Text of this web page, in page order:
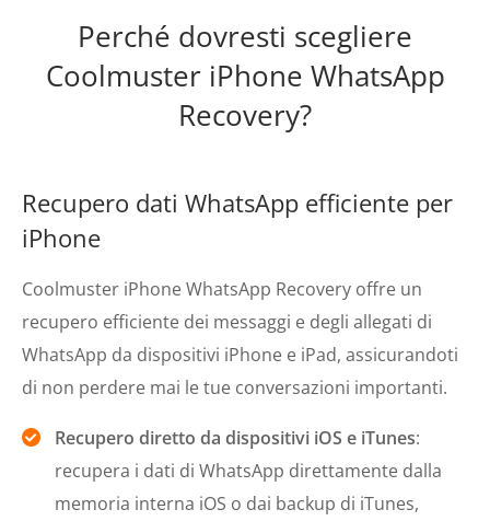
Perché dovresti scegliere
Coolmuster iPhone WhatsApp
Recovery?
Recupero dati WhatsApp efficiente per
iPhone
Coolmuster iPhone WhatsApp Recovery offre un
recupero efficiente dei messaggi e degli allegati di
WhatsApp da dispositivi iPhone e iPad, assicurandoti
di non perdere mai le tue conversazioni importanti.
Recupero diretto da dispositivi iOS e iTunes:
recupera i dati di WhatsApp direttamente dalla
memoria interna iOS o dai backup di iTunes,